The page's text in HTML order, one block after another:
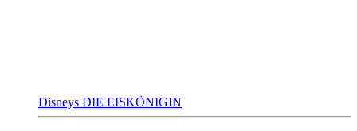
Disneys DIE EISKÖNIGIN